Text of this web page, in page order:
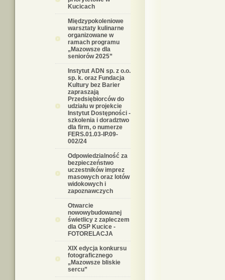
Kucicach
Międzypokoleniowe
warsztaty kulinarne
organizowane w
ramach programu
„Mazowsze dla
seniorów 2025”
Instytut ADN sp. z o.o.
sp. k. oraz Fundacja
Kultury bez Barier
zapraszają
Przedsiębiorców do
udziału w projekcie
Instytut Dostępności -
szkolenia i doradztwo
dla firm, o numerze
FERS.01.03-IP.09-
002/24
Odpowiedzialność za
bezpieczeństwo
uczestników imprez
masowych oraz lotów
widokowych i
zapoznawczych
Otwarcie
nowowybudowanej
świetlicy z zapleczem
dla OSP Kucice -
FOTORELACJA
XIX edycja konkursu
fotograficznego
„Mazowsze bliskie
sercu”